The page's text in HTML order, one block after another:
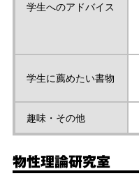
学生へのアドバイス
学生に薦めたい書物
趣味・その他
物性理論研究室